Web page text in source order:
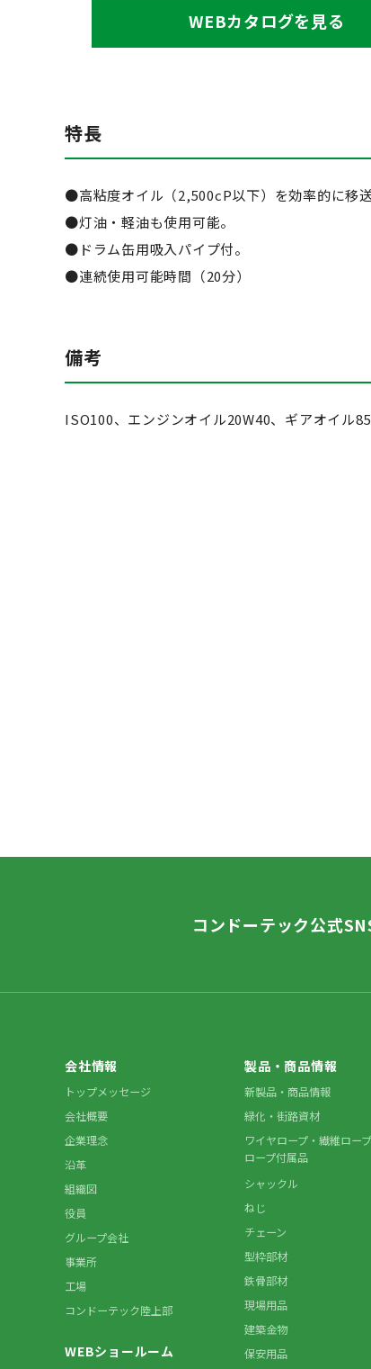
WEBカタログを見る
特長
●高粘度オイル（2,500cP以下）を効率的に移送
●灯油・軽油も使用可能。
●ドラム缶用吸入パイプ付。
●連続使用可能時間（20分）
備考
ISO100、エンジンオイル20W40、ギアオイル
コンドーテック公式
会社情報
トップメッセージ
会社概要
企業理念
沿革
組織図
役員
グループ会社
事業所
工場
コンドーテック陸上部
WEBショールーム
製品・商品情報
新製品・商品情報
緑化・街路資材
ワイヤロープ・繊維ロー
ロープ付属品
シャックル
ねじ
チェーン
型枠部材
鉄骨部材
現場用品
建築金物
保安用品